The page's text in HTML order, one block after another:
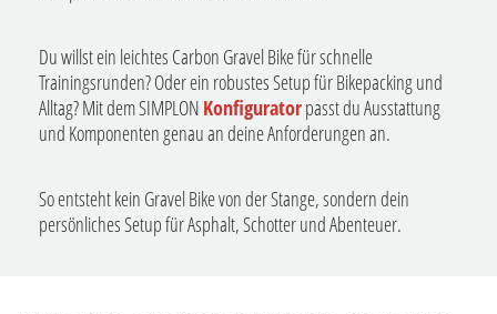
Du willst ein leichtes Carbon Gravel Bike für schnelle
Trainingsrunden? Oder ein robustes Setup für Bikepacking und
Alltag? Mit dem SIMPLON Konfiguratorpasst du Ausstattung
und Komponenten genau an deine Anforderungen an.
So entsteht kein Gravel Bike von der Stange, sondern dein
persönliches Setup für Asphalt, Schotter und Abenteuer.